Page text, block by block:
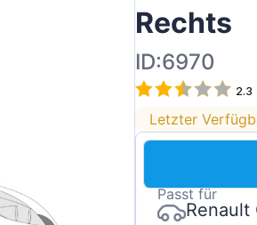
Rechts
ID:6970
2.3
Letzter
Passt für
Renault